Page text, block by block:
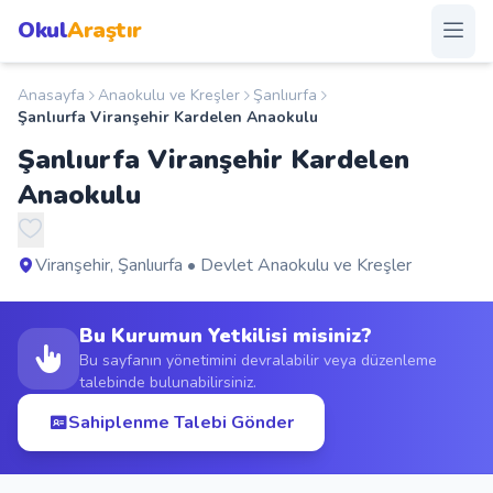
OkulAraştır
Anasayfa
Okullar
Şehirler
Duyurular
S.S.S.
Blog
Anasayfa Anaokulu ve Kreşler
Şanlıurfa
Şanlıurfa Viranşehir Kardelen Anaokulu
Şanlıurfa Viranşehir Kardelen
Anaokulu
Viranşehir, Şanlıurfa • Devlet Anaokulu ve Kreşler
Bu Kurumun Yetkilisi misiniz?
Bu sayfanın yönetimini devralabilir veya düzenleme
talebinde bulunabilirsiniz.
Sahiplenme Talebi Gönder